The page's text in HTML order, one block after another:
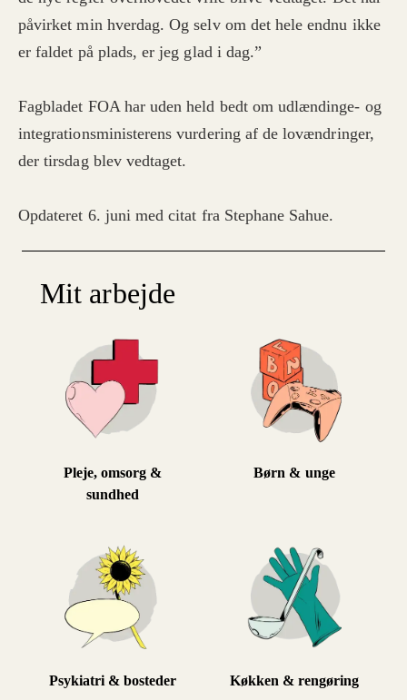
påvirket min hverdag. Og selv om det hele endnu ikke
er faldet på plads, er jeg glad i dag.”
Fagbladet FOA har uden held bedt om udlændinge- og
integrationsministerens vurdering af de lovændringer,
der tirsdag blev vedtaget.
Opdateret 6. juni med citat fra Stephane Sahue.
Mit arbejde
Pleje, omsorg &
sundhed
Børn & unge
Psykiatri & bosteder Køkken & rengøring